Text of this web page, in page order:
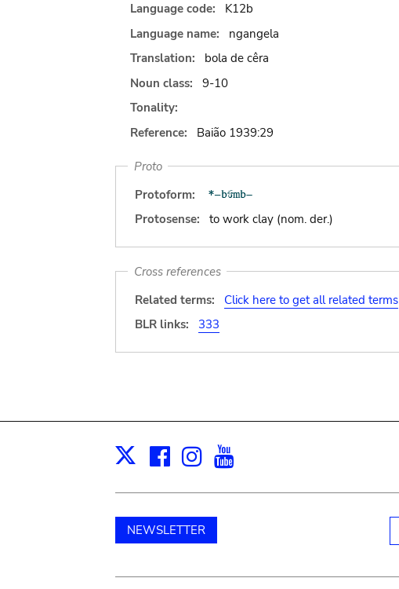
Language code:
K12b
Language name:
ngangela
Translation:
bola de cêra
Noun class:
9-10
Tonality:
Reference:
Baião 1939:29
Proto
Protoform:
Protosense:
to work clay (nom. der.)
Cross references
Related terms:
Click here to get all related terms
BLR links:
333
X Facebook
Instagram
NEWSLETTER